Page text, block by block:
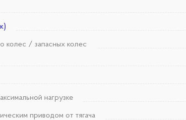
колес / запасных колес
нагрузке
приводом от тягача